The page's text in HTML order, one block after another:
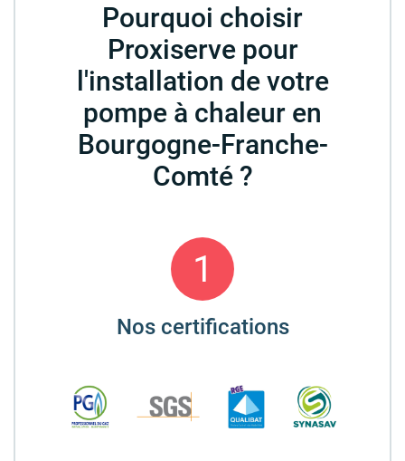
Pourquoi choisir
Proxiserve pour
l'installation de votre
pompe à chaleur en
Bourgogne-Franche-
Comté ?
1
Nos certifications